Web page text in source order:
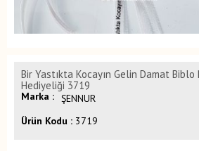
Bir Yastıkta Kocayın Gelin Damat Biblo
Hediyeliği 3719
Marka : ŞENNUR
Ürün Kodu : 3719